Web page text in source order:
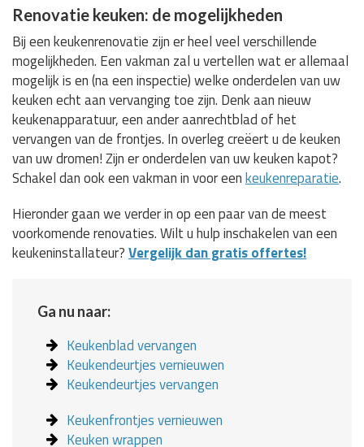
Renovatie keuken: de mogelijkheden
Bij een keukenrenovatie zijn er heel veel verschillende
mogelijkheden. Een vakman zal u vertellen wat er allemaal
mogelijk is en (na een inspectie) welke onderdelen van uw
keuken echt aan vervanging toe zijn. Denk aan nieuw
keukenapparatuur, een ander aanrechtblad of het
vervangen van de frontjes. In overleg creëert u de keuken
van uw dromen! Zijn er onderdelen van uw keuken kapot?
Schakel dan ook een vakman in voor eenkeukenreparatie.
Hieronder gaan we verder in op een paar van de meest
voorkomende renovaties. Wilt u hulp inschakelen van een
keukeninstallateur?Vergelijk dan gratis offertes!
Ga nu naar:
Keukenblad vervangen
Keukendeurtjes vernieuwen
Keukendeurtjes vervangen
Keukenfrontjes vernieuwen
Keuken wrappen